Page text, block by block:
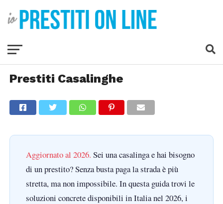
Prestiti Casalinghe
Aggiornato al 2026. Sei una casalinga e hai bisogno
di un prestito? Senza busta paga la strada è più
stretta, ma non impossibile. In questa guida trovi le
soluzioni concrete disponibili in Italia nel 2026, i